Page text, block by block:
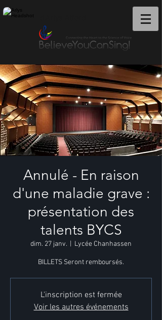
Annulé - En raison
d'une maladie grave :
présentation des
talents BYCS
dim. 27 janv. Lycée Chanhassen
BILLETS Seront remboursés.
L'inscription est fermée
Voir les autres événements